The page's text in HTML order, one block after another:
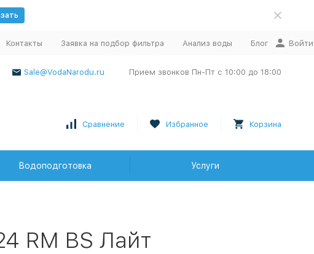
Контакты Заявка на подбор фильтра Анализ воды Блог Войти
Sale@VodaNarodu.ru Прием звонков Пн-Пт с 10:00 до 18:00
Сравнение Избранное Корзина
Водоподготовка Услуги
RM BS Лайт